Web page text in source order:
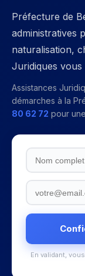
Préfecture de
administratives
naturalisation,
Juridiques vous
Assistances
démarches à la
80 62 72 pour
En validant,